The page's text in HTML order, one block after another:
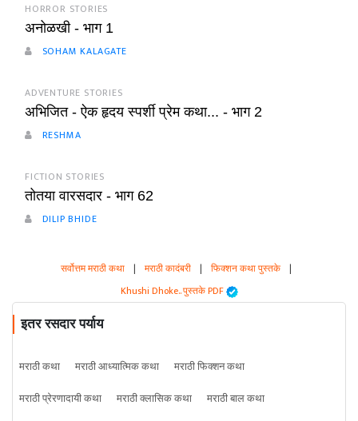
HORROR STORIES
अनोळखी - भाग 1
SOHAM KALAGATE
ADVENTURE STORIES
अभिजित - ऐक हृदय स्पर्शी प्रेम कथा... - भाग 2
RESHMA
FICTION STORIES
तोतया वारसदार - भाग 62
DILIP BHIDE
सर्वोत्तम मराठी कथा | मराठी कादंबरी | फिक्शन कथा पुस्तके |
Khushi Dhoke..️️️ पुस्तके PDF
इतर रसदार पर्याय
मराठी कथा मराठी आध्यात्मिक कथा
मराठी फिक्शन कथा
मराठी प्रेरणादायी कथा
मराठी क्लासिक कथा
मराठी बाल कथा